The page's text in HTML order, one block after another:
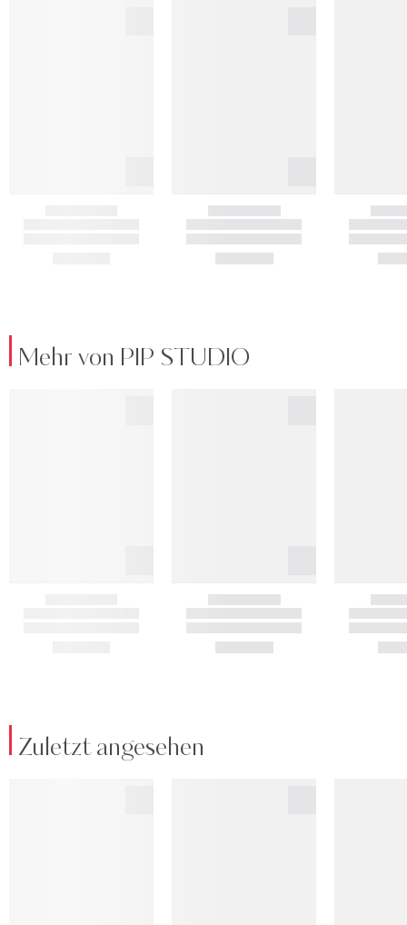
Mehr von PIP STUDIO
Zuletzt angesehen